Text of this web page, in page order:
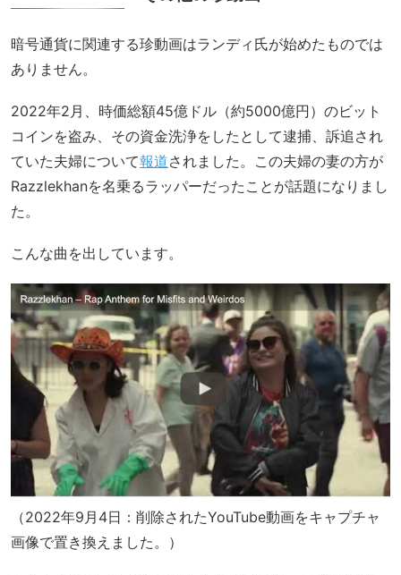
暗号通貨に関連する珍動画はランディ氏が始めたものでは
ありません。
2022年2月、時価総額45億ドル（約5000億円）のビット
コインを盗み、その資金洗浄をしたとして逮捕、訴追され
ていた夫婦について報道されました。この夫婦の妻の方が
Razzlekhanを名乗るラッパーだったことが話題になりまし
た。
こんな曲を出しています。
（2022年9月4日：削除されたYouTube動画をキャプチャ
画像で置き換えました。）